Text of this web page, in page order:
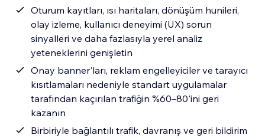
Oturum kayıtları, ısı haritaları, dönüşüm hunileri,
olay izleme, kullanıcı deneyimi (UX) sorun
sinyalleri ve daha fazlasıyla yerel analiz
yeteneklerini genişletin
Onay banner'ları, reklam engelleyiciler ve tarayıcı
kısıtlamaları nedeniyle standart uygulamalar
tarafından kaçırılan trafiğin %60–80'ini geri
kazanın
Birbiriyle bağlantılı trafik, davranış ve geri bildirim